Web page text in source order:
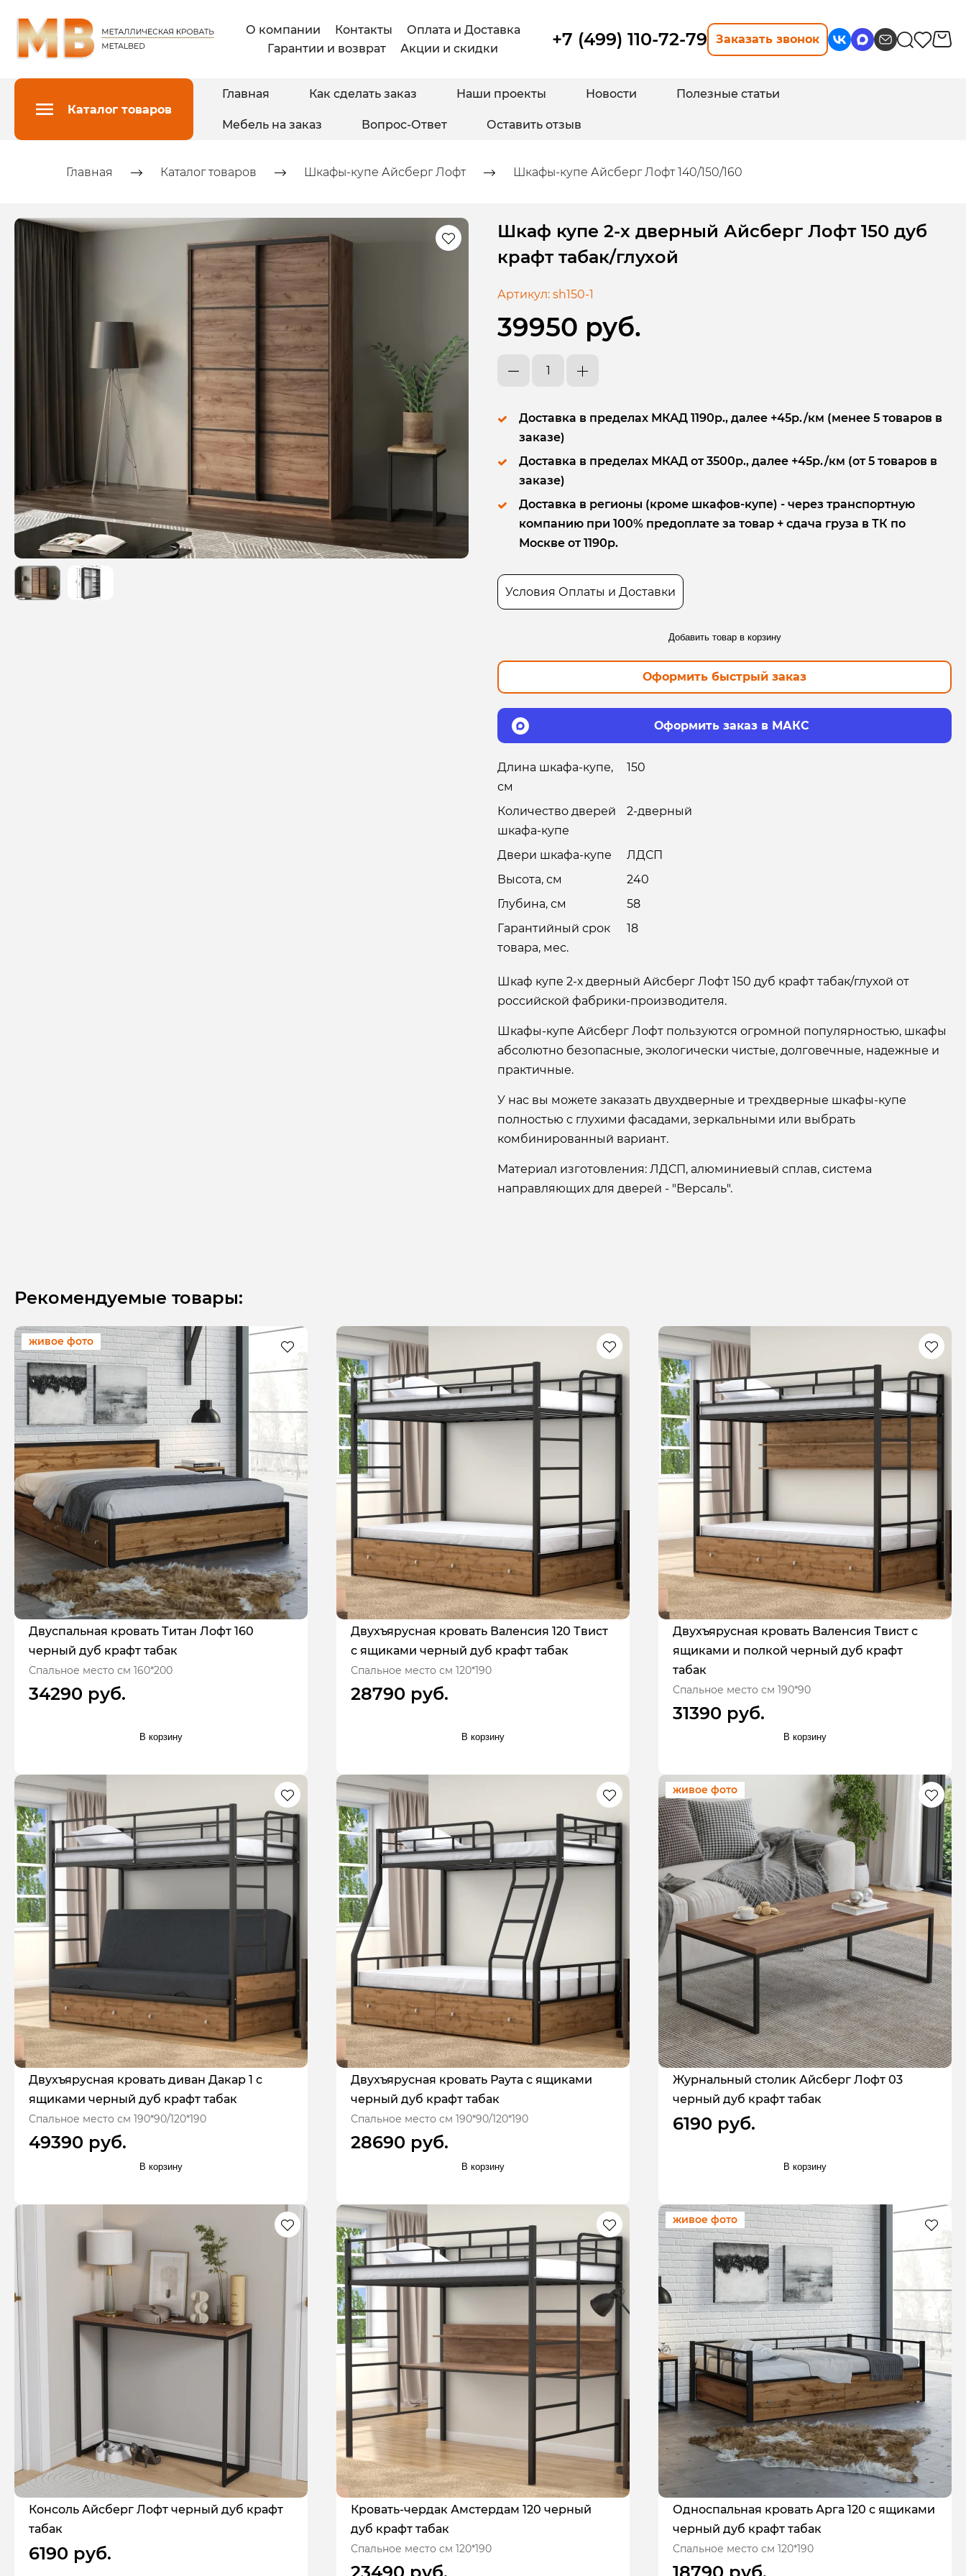
О компании Контакты
Оплата и Доставка
Гарантии и возврат
Акции и скидки +7 (499) 110-72-79 Заказать звонок
Каталог товаров
Главная Как сделать заказ Наши проекты Новости Полезные статьи
Мебель на заказ Вопрос-Ответ Оставить отзыв
Главная Каталог товаров Шкафы-купе Айсберг Лофт Шкафы-купе Айсберг Лофт 140/150/160
Шкаф купе 2-х дверный Айсберг Лофт 150 дуб
крафт табак/глухой
Артикул: sh150-1
39950 руб.
Доставка в пределах МКАД 1190р., далее +45р./км (менее 5 товаров в
заказе)
Доставка в пределах МКАД от 3500р., далее +45р./км (от 5 товаров в
заказе)
Доставка в регионы (кроме шкафов-купе) - через транспортную
компанию при 100% предоплате за товар + сдача груза в ТК по
Москве от 1190р.
Условия Оплаты и Доставки
Добавить товар в корзину
Оформить быстрый заказ
Оформить заказ в МАКС
Длина шкафа-купе,
см
150
Количество дверей
шкафа-купе
2-дверный
Двери шкафа-купе
ЛДСП
Высота, см
240
Глубина, см
58
Гарантийный срок
товара, мес.
18
Шкаф купе 2-х дверный Айсберг Лофт 150 дуб крафт табак/глухой от
российской фабрики-производителя.
Шкафы-купе Айсберг Лофт пользуются огромной популярностью, шкафы
абсолютно безопасные, экологически чистые, долговечные, надежные и
практичные.
У нас вы можете заказать двухдверные и трехдверные шкафы-купе
полностью с глухими фасадами, зеркальными или выбрать
комбинированный вариант.
Материал изготовления: ЛДСП, алюминиевый сплав, система
направляющих для дверей - "Версаль".
Рекомендуемые товары:
живое фото
Двуспальная кровать Титан Лофт 160
черный дуб крафт табак
Спальное место см 160*200
34290 руб.
В корзину
Двухъярусная кровать Валенсия 120 Твист
с ящиками черный дуб крафт табак
Спальное место см 120*190
28790 руб.
В корзину
Двухъярусная кровать Валенсия Твист с
ящиками и полкой черный дуб крафт
табак
Спальное место см 190*90
31390 руб.
В корзину
Двухъярусная кровать диван Дакар 1 с
ящиками черный дуб крафт табак
Спальное место см 190*90/120*190
49390 руб.
В корзину
Двухъярусная кровать Раута с ящиками
черный дуб крафт табак
Спальное место см 190*90/120*190
28690 руб.
В корзину
живое фото
Журнальный столик Айсберг Лофт 03
черный дуб крафт табак
6190 руб.
В корзину
Консоль Айсберг Лофт черный дуб крафт
табак
6190 руб.
Кровать-чердак Амстердам 120 черный
дуб крафт табак
Спальное место см 120*190
живое фото
Односпальная кровать Арга 120 с ящиками
черный дуб крафт табак
Спальное место см 120*190